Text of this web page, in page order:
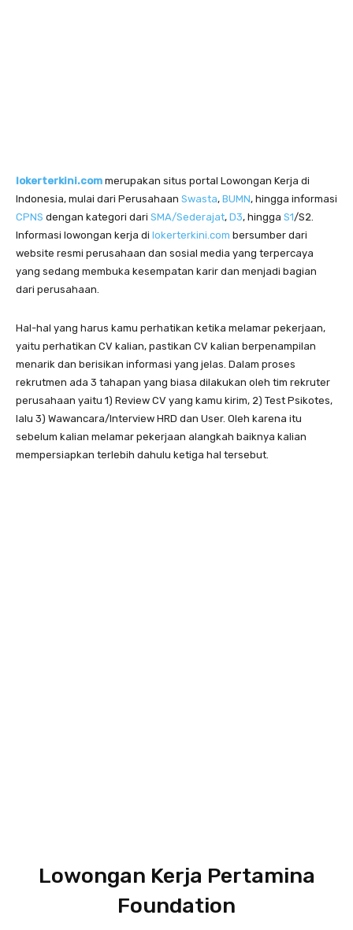
lokerterkini.com merupakan situs portal Lowongan Kerja di
Indonesia, mulai dari Perusahaan Swasta, BUMN, hingga informasi
CPNS dengan kategori dari SMA/Sederajat, D3, hingga S1/S2.
Informasi lowongan kerja di lokerterkini.com bersumber dari
website resmi perusahaan dan sosial media yang terpercaya
yang sedang membuka kesempatan karir dan menjadi bagian
dari perusahaan.
Hal-hal yang harus kamu perhatikan ketika melamar pekerjaan,
yaitu perhatikan CV kalian, pastikan CV kalian berpenampilan
menarik dan berisikan informasi yang jelas. Dalam proses
rekrutmen ada 3 tahapan yang biasa dilakukan oleh tim rekruter
perusahaan yaitu 1) Review CV yang kamu kirim, 2) Test Psikotes,
lalu 3) Wawancara/Interview HRD dan User. Oleh karena itu
sebelum kalian melamar pekerjaan alangkah baiknya kalian
mempersiapkan terlebih dahulu ketiga hal tersebut.
Lowongan Kerja Pertamina
Foundation